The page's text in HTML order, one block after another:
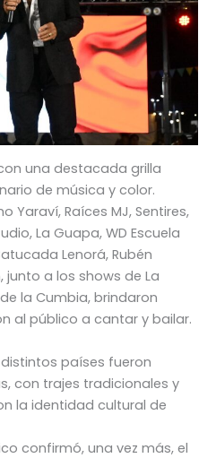
una destacada grilla
de música y color.
Yaraví, Raíces MJ, Sentires,
La Guapa, WD Escuela
Lenorá, Rubén
junto a los shows de La
la Cumbia, brindaron
al público a cantar y bailar.
países fueron
con trajes tradicionales y
la identidad cultural de
confirmó, una vez más, el